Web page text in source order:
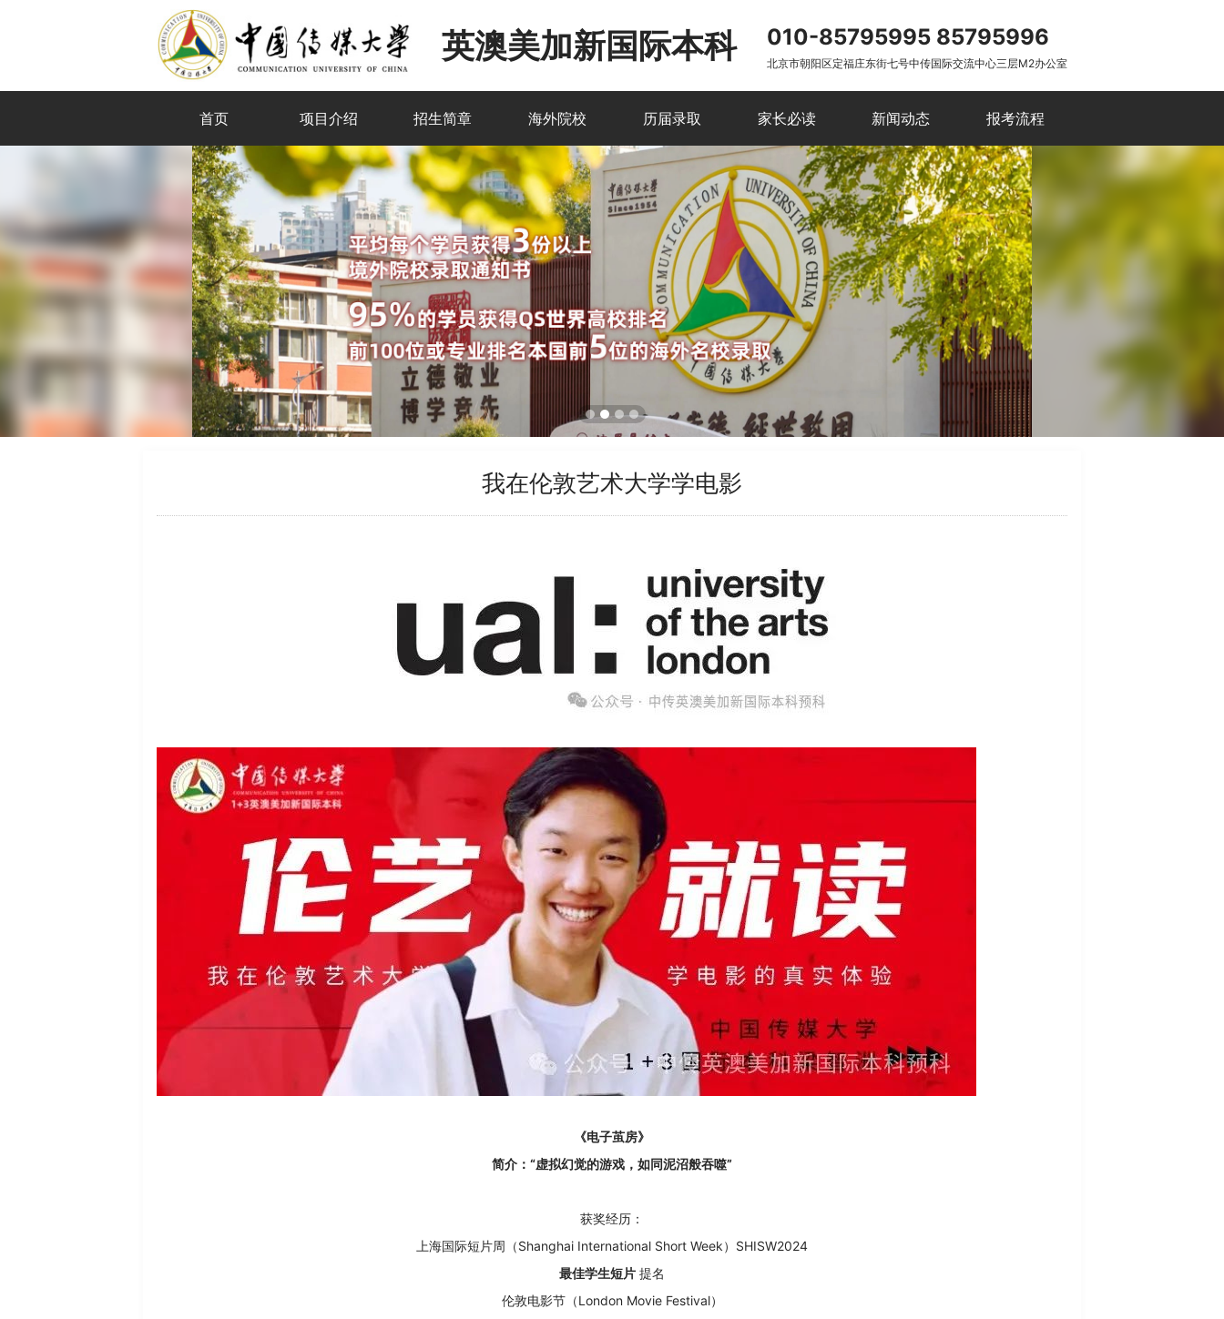
英澳美加新国际本科 010-85795995 85795996
北京市朝阳区定福庄东街七号中传国际交流中心三层M2办公室
首页 项目介绍 招生简章 海外院校 历届录取 家长必读 新闻动态 报考流程
我在伦敦艺术大学学电影
《电子茧房》
简介：“虚拟幻觉的游戏，如同泥沼般吞噬”
获奖经历：
上海国际短片周（Shanghai International Short Week）SHISW2024
最佳学生短片 提名
伦敦电影节（London Movie Festival）